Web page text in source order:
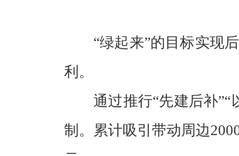
“绿起来”的目标实现
利。
通过推行“先建后补
制。累计吸引带动周边